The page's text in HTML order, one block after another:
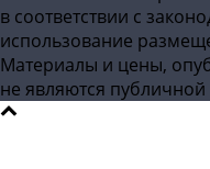
в соответствии с
использование
Материалы и цены,
не являются